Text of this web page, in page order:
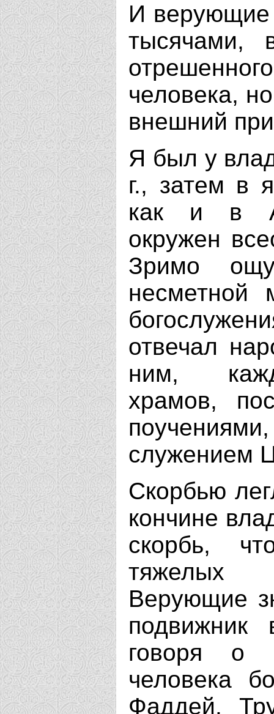
И верующие
тысячами,
человека,
внешний
Я был у
г., затем в
как и в
окружен
Зримо
несметной
отвечал
ним,
храмов,
служением
Скорбью
кончине
скорбь,
тяжелых
Верующие
говоря о
человека
Фаддей.